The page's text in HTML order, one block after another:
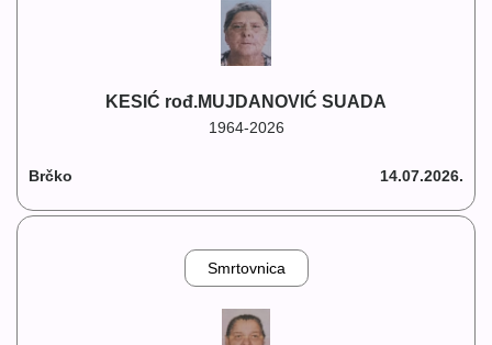
KESIĆ rođ.MUJDANOVIĆ SUADA
1964-2026
Brčko 14.07.2026.
Smrtovnica